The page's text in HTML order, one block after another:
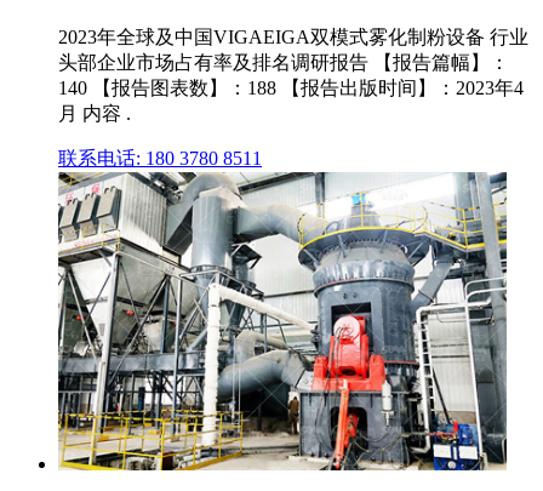
2023年全球及中国VIGAEIGA双模式雾化制粉设备 行业
头部企业市场占有率及排名调研报告 【报告篇幅】：
140 【报告图表数】：188 【报告出版时间】：2023年4
月 内容 .
联系电话: 180 3780 8511